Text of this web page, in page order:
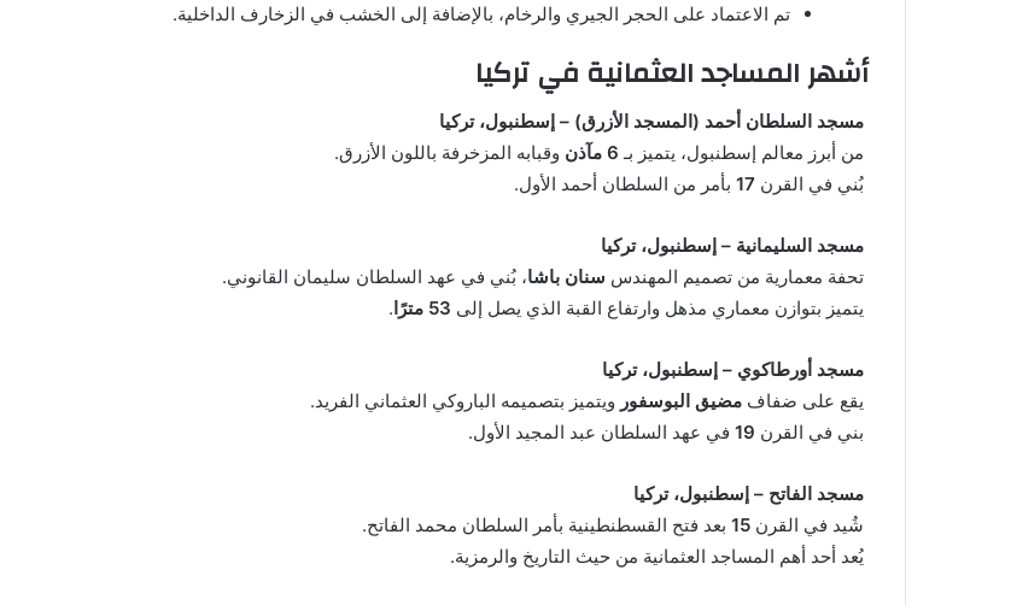
تم الاعتماد على الحجر الجيري والرخام، بالإضافة إلى الخشب في الزخارف الداخلية.
أشهر المساجد العثمانية في تركيا
مسجد السلطان أحمد (المسجد الأزرق) – إسطنبول، تركيا
من أبرز معالم إسطنبول، يتميز بـ 6 مآذن
وقبابه المزخرفة باللون الأزرق.
بُني في القرن 17 بأمر من السلطان أحمد الأول.
مسجد السليمانية – إسطنبول، تركيا
تحفة معمارية من تصميم المهندس سنان باشا، بُني في عهد السلطان سليمان القانوني.
يتميز بتوازن معماري مذهل وارتفاع القبة الذي يصل إلى 53 مترًا .
مسجد أورطاكوي – إسطنبول، تركيا
يقع على ضفاف مضيق البوسفور ويتميز بتصميمه الباروكي العثماني الفريد.
بني في القرن 19 في عهد السلطان عبد المجيد الأول.
مسجد الفاتح – إسطنبول، تركيا
شُيد في القرن 15 بعد فتح القسطنطينية بأمر السلطان محمد الفاتح.
يُعد أحد أهم المساجد العثمانية من حيث التاريخ والرمزية.